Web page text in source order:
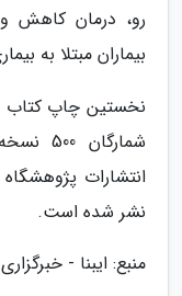
رو، درمان کاهش
بیماران مبتلا به
انتشارات
نشر شده است.
منبع: ایبنا -